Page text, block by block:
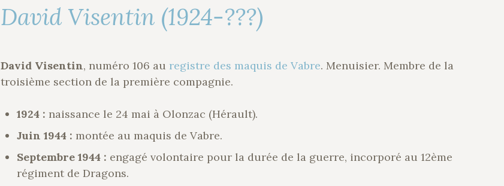
David Visentin (1924-???)
David Visentin, numéro 106 au registre des maquis de Vabre. Menuisier. Membre de la
troisième section de la première compagnie.
1924 : naissance le 24 mai à Olonzac (Hérault).
Juin 1944 : montée au maquis de Vabre.
Septembre 1944 : engagé volontaire pour la durée de la guerre, incorporé au 12ème
régiment de Dragons.